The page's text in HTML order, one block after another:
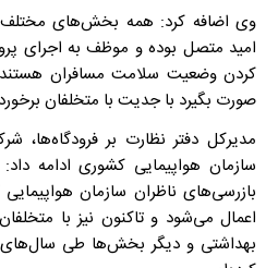
وی اضافه کرد: همه بخش‌های مختلف
امید متصل بوده و موظف به اجرای
کردن وضعیت سلامت مسافران هستند
صورت بگیرد با جدیت با متخلفان
مدیرکل دفتر نظارت بر
سازمان هواپیمایی کشوری ادامه
بازرسی‌های ناظران سازمان
اعمال می‌شود و تاکنون نیز با
بهداشتی و دیگر بخش‌ها طی سال‌های